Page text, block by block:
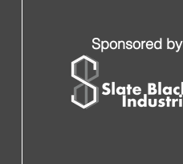
Sponsored by